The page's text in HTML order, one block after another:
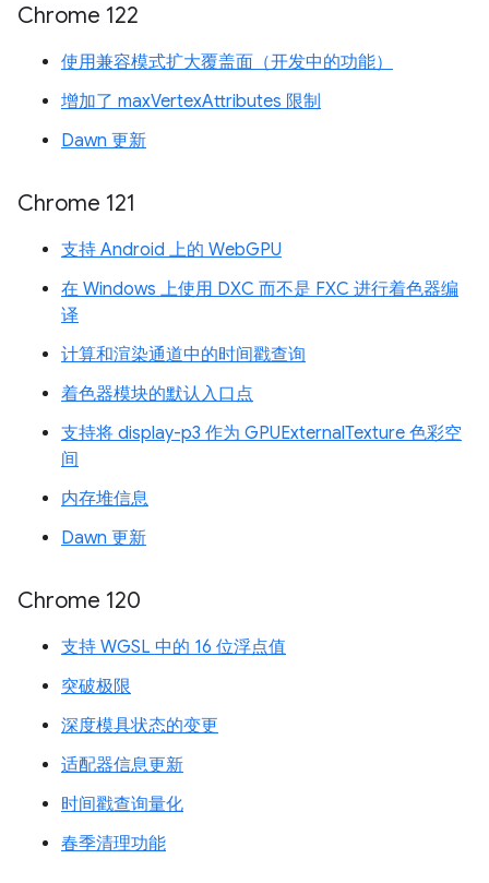
Chrome 122
使用兼容模式扩大覆盖面（开发中的功能）
增加了 maxVertexAttributes 限制
Dawn 更新
Chrome 121
支持 Android 上的 WebGPU
在 Windows 上使用 DXC 而不是 FXC 进行着色器编
译
计算和渲染通道中的时间戳查询
着色器模块的默认入口点
支持将 display-p3 作为 GPUExternalTexture 色彩空
间
内存堆信息
Dawn 更新
Chrome 120
支持 WGSL 中的 16 位浮点值
突破极限
深度模具状态的变更
适配器信息更新
时间戳查询量化
春季清理功能